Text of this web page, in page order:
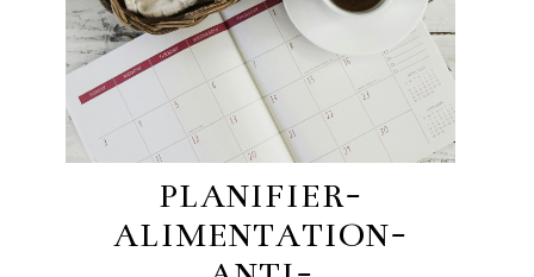
PLANIFIER-
ALIMENTATION-